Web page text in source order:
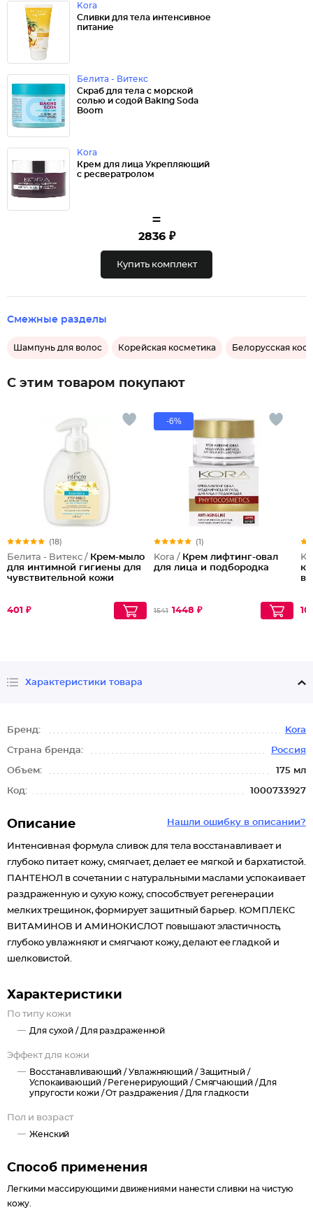
Kora
Сливки для тела интенсивное
питание
Белита - Витекс
Скраб для тела с морской
солью и содой Baking Soda
Boom
Kora
Крем для лица Укрепляющий
с ресвератролом
=
2836 ₽
Купить комплект
Смежные разделы
Шампунь для волос Корейская косметика Белорусская
С этим товаром покупают
(18)
Белита - Витекс / Крем-мыло
для интимной гигиены для
чувствительной кожи
401 ₽
-6%
(1)
Kora / Крем лифтинг-овал
для лица и подбородка
1541 1448 ₽
Характеристики товара
Бренд: Kora
Страна бренда: Россия
Объем: 175 мл
Код: 1000733927
Нашли ошибку в описании?
Описание
Интенсивная формула сливок для тела восстанавливает и
глубоко питает кожу, смягчает, делает ее мягкой и бархатистой.
ПАНТЕНОЛ в сочетании с натуральными маслами успокаивает
раздраженную и сухую кожу, способствует регенерации
мелких трещинок, формирует защитный барьер. КОМПЛЕКС
ВИТАМИНОВ И АМИНОКИСЛОТ повышают эластичность,
глубоко увлажняют и смягчают кожу, делают ее гладкой и
шелковистой.
Характеристики
По типу кожи
Для сухой / Для раздраженной
Эффект для кожи
Восстанавливающий /Увлажняющий /Защитный /
Успокаивающий / Регенерирующий /Смягчающий /Для
упругости кожи /От раздражения / Для гладкости
Пол и возраст
Женский
Способ применения
Легкими массирующими движениями нанести сливки на чистую
кожу.